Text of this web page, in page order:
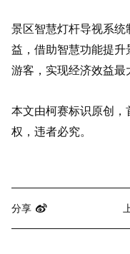
景区智慧灯杆导视系统
益，借助智慧功能提
游客，实现经济效益最
本文由柯赛标识原创，
权，违者必究。
分享